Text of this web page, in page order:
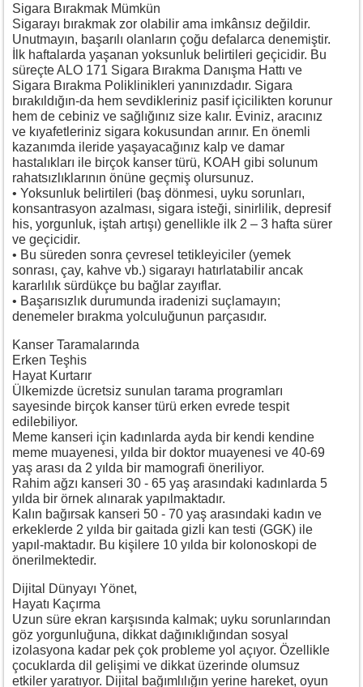
Sigara Bırakmak Mümkün
Sigarayı bırakmak zor olabilir ama imkânsız değildir.
Unutmayın, başarılı olanların çoğu defalarca denemiştir.
İlk haftalarda yaşanan yoksunluk belirtileri geçicidir. Bu
süreçte ALO 171 Sigara Bırakma Danışma Hattı ve
Sigara Bırakma Poliklinikleri yanınızdadır. Sigara
bırakıldığın-da hem sevdikleriniz pasif içicilikten korunur
hem de cebiniz ve sağlığınız size kalır. Eviniz, aracınız
ve kıyafetleriniz sigara kokusundan arınır. En önemli
kazanımda ileride yaşayacağınız kalp ve damar
hastalıkları ile birçok kanser türü, KOAH gibi solunum
rahatsızlıklarının önüne geçmiş olursunuz.
• Yoksunluk belirtileri (baş dönmesi, uyku sorunları,
konsantrasyon azalması, sigara isteği, sinirlilik, depresif
his, yorgunluk, iştah artışı) genellikle ilk 2 – 3 hafta sürer
ve geçicidir.
• Bu süreden sonra çevresel tetikleyiciler (yemek
sonrası, çay, kahve vb.) sigarayı hatırlatabilir ancak
kararlılık sürdükçe bu bağlar zayıflar.
• Başarısızlık durumunda iradenizi suçlamayın;
denemeler bırakma yolculuğunun parçasıdır.
Kanser Taramalarında
Erken Teşhis
Hayat Kurtarır
Ülkemizde ücretsiz sunulan tarama programları
sayesinde birçok kanser türü erken evrede tespit
edilebiliyor.
Meme kanseri için kadınlarda ayda bir kendi kendine
meme muayenesi, yılda bir doktor muayenesi ve 40-69
yaş arası da 2 yılda bir mamografi öneriliyor.
Rahim ağzı kanseri 30 - 65 yaş arasındaki kadınlarda 5
yılda bir örnek alınarak yapılmaktadır.
Kalın bağırsak kanseri 50 - 70 yaş arasındaki kadın ve
erkeklerde 2 yılda bir gaitada gizli kan testi (GGK) ile
yapıl-maktadır. Bu kişilere 10 yılda bir kolonoskopi de
önerilmektedir.
Dijital Dünyayı Yönet,
Hayatı Kaçırma
Uzun süre ekran karşısında kalmak; uyku sorunlarından
göz yorgunluğuna, dikkat dağınıklığından sosyal
izolasyona kadar pek çok probleme yol açıyor. Özellikle
çocuklarda dil gelişimi ve dikkat üzerinde olumsuz
etkiler yaratıyor. Dijital bağımlılığın yerine hareket, oyun